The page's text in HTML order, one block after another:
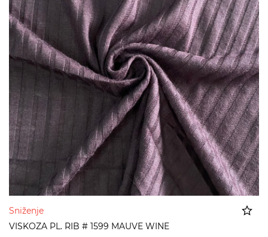
Sniženje
VISKOZA PL. RIB # 1599 MAUVE WINE